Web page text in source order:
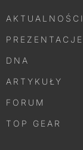
AKTUALNOŚCI
PREZENTACJE
DNA
ARTYKUŁY
FORUM
TOP GEAR